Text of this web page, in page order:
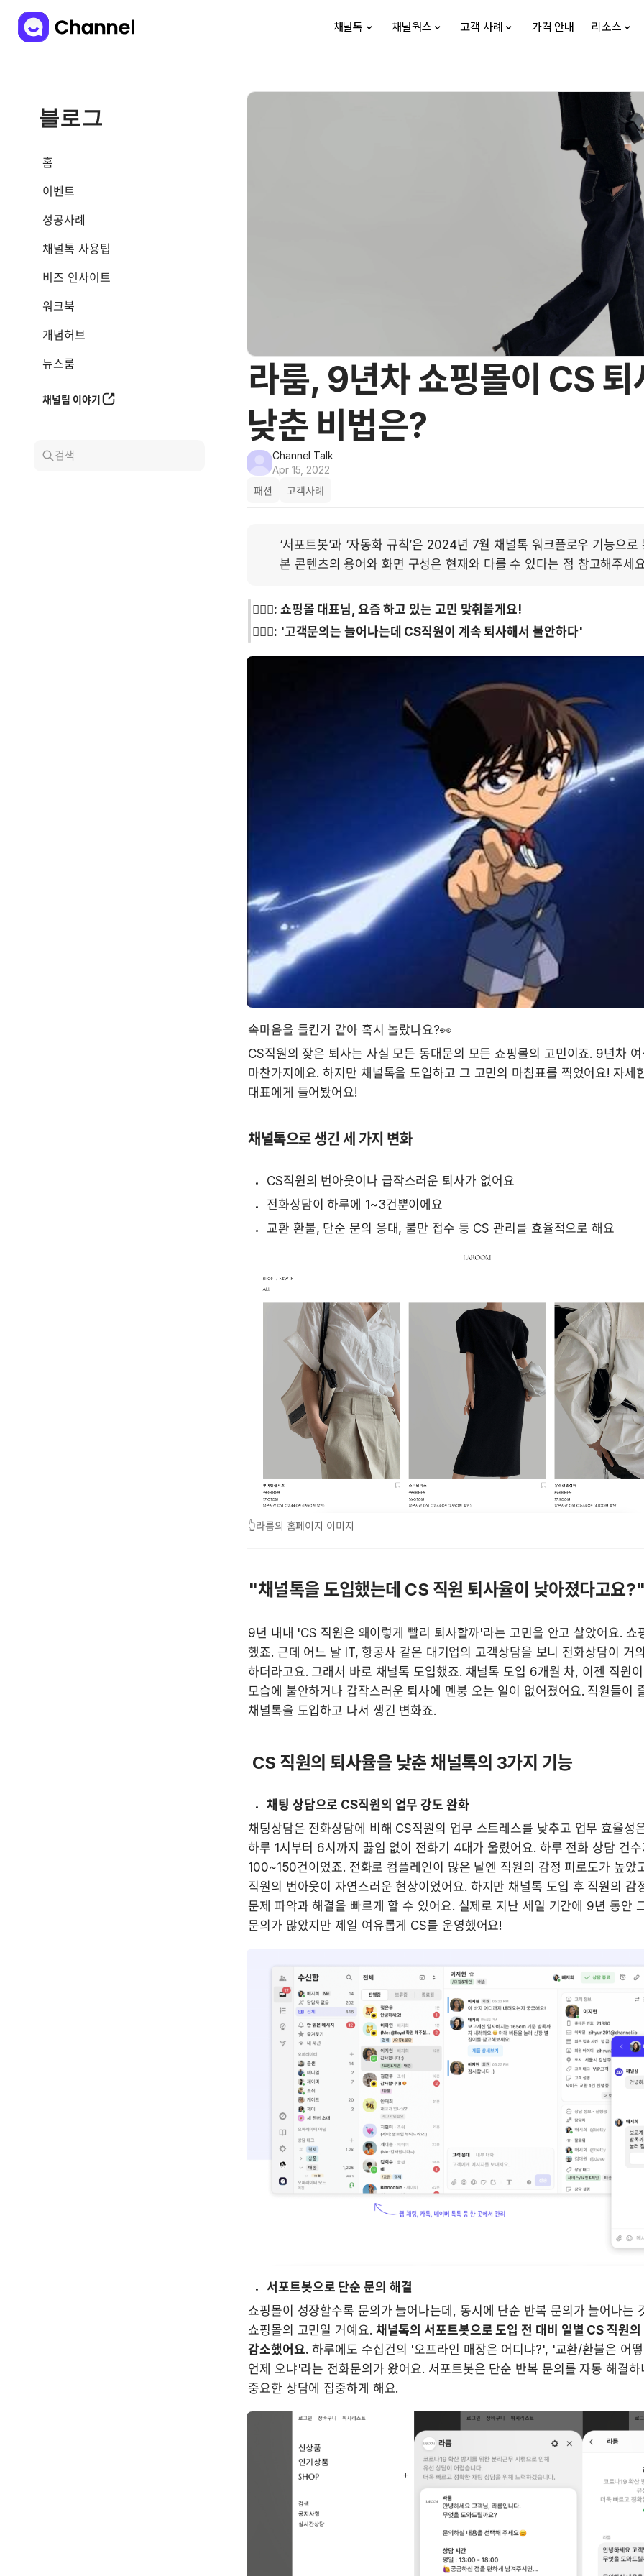
채널톡 채널웍스 고객 사례 가격 안내 리소스
블로그
홈
이벤트
성공사례
채널톡 사용팁
비즈 인사이트
워크북
개념허브
뉴스룸
채널팀 이야기
검색
라룸, 9년차 쇼핑몰이 CS 퇴
낮춘 비법은?
Channel Talk
Apr 15, 2022
패션
고객사례
‘서포트봇’과 ‘자동화 규칙’은 2024년 7월 채널톡 워크플로우 기능으로
본 콘텐츠의 용어와 화면 구성은 현재와 다를 수 있다는 점 참고해주세
🙋🏻‍♀️: 쇼핑몰 대표님, 요즘 하고 있는 고민 맞춰볼게요!
🤦🏻‍♀️: '고객문의는 늘어나는데 CS직원이 계속 퇴사해서 불안하다'
속마음을 들킨거 같아 혹시 놀랐나요?👀
CS직원의 잦은 퇴사는 사실 모든 동대문의 모든 쇼핑몰의 고민이죠. 9년차
마찬가지에요. 하지만 채널톡을 도입하고 그 고민의 마침표를 찍었어요! 자세
대표에게 들어봤어요!
채널톡으로 생긴 세 가지 변화
CS직원의 번아웃이나 급작스러운 퇴사가 없어요
전화상담이 하루에 1~3건뿐이에요
교환 환불, 단순 문의 응대, 불만 접수 등 CS 관리를 효율적으로 해요
👆라룸의 홈페이지 이미지
"채널톡을 도입했는데 CS 직원 퇴사율이 낮아졌다고요
9년 내내 'CS 직원은 왜이렇게 빨리 퇴사할까'라는 고민을 안고 살았어요. 쇼
했죠. 근데 어느 날 IT, 항공사 같은 대기업의 고객상담을 보니 전화상담이 거
하더라고요. 그래서 바로 채널톡 도입했죠. 채널톡 도입 6개월 차, 이젠 직원
모습에 불안하거나 갑작스러운 퇴사에 멘붕 오는 일이 없어졌어요. 직원들이
채널톡을 도입하고 나서 생긴 변화죠.
CS 직원의 퇴사율을 낮춘 채널톡의 3가지 기능
채팅 상담으로 CS직원의 업무 강도 완화
채팅상담은 전화상담에 비해 CS직원의 업무 스트레스를 낮추고 업무 효율성
하루 1시부터 6시까지 끓임 없이 전화기 4대가 울렸어요. 하루 전화 상담 건수
100~150건이었죠. 전화로 컴플레인이 많은 날엔 직원의 감정 피로도가 높았
직원의 번아웃이 자연스러운 현상이었어요. 하지만 채널톡 도입 후 직원의 감
문제 파악과 해결을 빠르게 할 수 있어요. 실제로 지난 세일 기간에 9년 동안
문의가 많았지만 제일 여유롭게 CS를 운영했어요!
서포트봇으로 단순 문의 해결
쇼핑몰이 성장할수록 문의가 늘어나는데, 동시에 단순 반복 문의가 늘어나는
쇼핑몰의 고민일 거예요. 채널톡의 서포트봇으로 도입 전 대비 일별 CS 직원
감소했어요. 하루에도 수십건의 '오프라인 매장은 어디냐?', '교환/환불은 어
언제 오냐'라는 전화문의가 왔어요. 서포트봇은 단순 반복 문의를 자동 해결
중요한 상담에 집중하게 해요.